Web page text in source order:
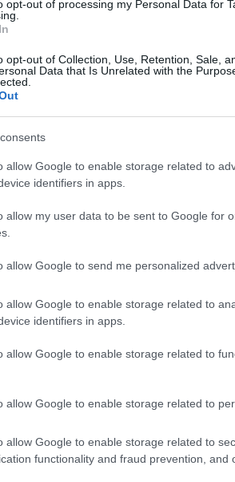
opt-out of processing my Personal Data for
opt-out of Collection, Use, Retention, Sale,
Data that Is Unrelated with the
allow Google to enable storage related to
identifiers in apps.
allow my user data to be sent to Google for
allow Google to send me personalized
allow Google to enable storage related to
identifiers in apps.
allow Google to enable storage related to
allow Google to enable storage related to
allow Google to enable storage related to
functionality and fraud prevention, and
profunda del mercado en el que está
o al equipo gestor?
los que invierte el fondo tienen potencial de
las inversiones?
depende en gran medida del
y habilidades. Algunas preguntas
relevante en el sector o mercado objetivo?
positivos en inversiones anteriores?
de inversión exclusivas?
visión clara del rendimiento del